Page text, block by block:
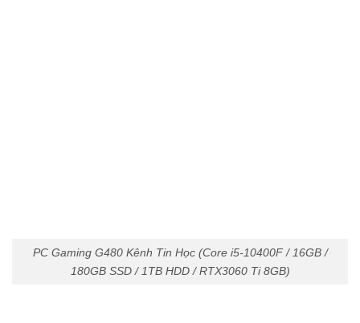
PC Gaming G480 Kênh Tin Học (Core i5-10400F / 16GB /
180GB SSD / 1TB HDD / RTX3060 Ti 8GB)